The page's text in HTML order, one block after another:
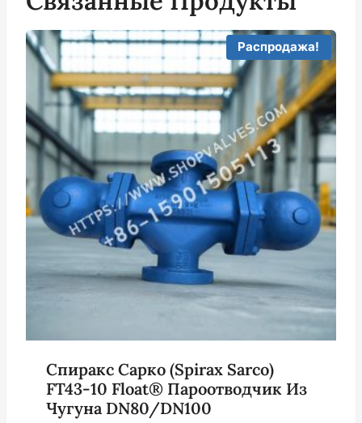
Распродажа!
Спиракс Сарко (Spirax Sarco)
FT43-10 Float® Пароотводчик Из
Чугуна DN80/DN100